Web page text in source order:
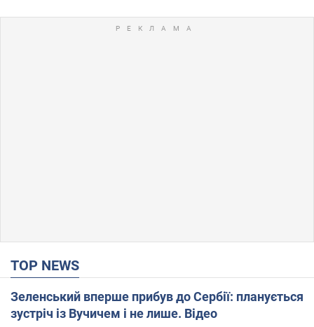
TOP NEWS
Зеленський вперше прибув до Сербії: планується
зустріч із Вучичем і не лише. Відео